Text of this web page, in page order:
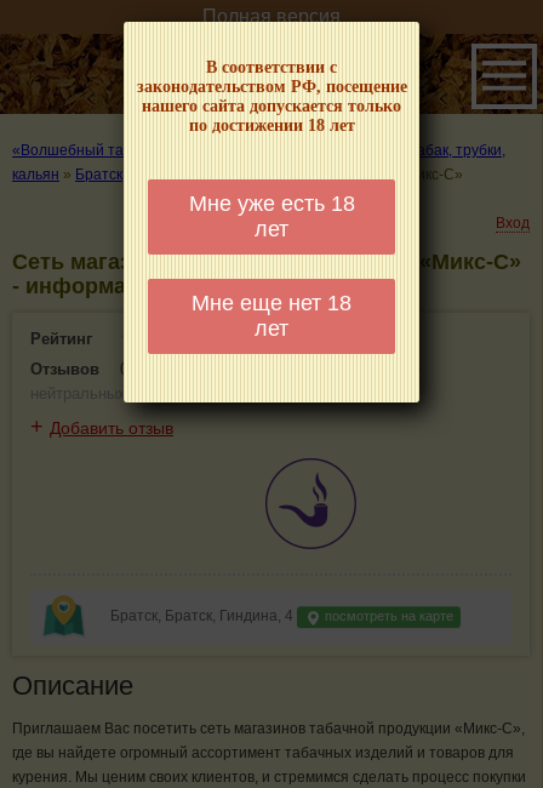
В соответствии с
законодательством РФ, посещение
нашего сайта допускается только
по достижении 18 лет
Мне уже есть 18
лет
Мне еще нет 18
лет
Полная версия
«Волшебный табачок» – о табаке и курении
Где купить табак, трубки,
кальян » Братск Сеть магазинов табачной продукции «Микс-С»
Вход
Сеть магазинов табачной продукции «Микс-С»
- информация и отзывы. Братск
Рейтинг
0(0)
Отзывов
0
нейтральных
+ Добавить отзыв
Братск, Братск, Гиндина, 4 посмотреть на карте
Описание
Приглашаем Вас посетить сеть магазинов табачной продукции «Микс-С»,
где вы найдете огромный ассортимент табачных изделий и товаров для
курения. Мы ценим своих клиентов, и стремимся сделать процесс покупки